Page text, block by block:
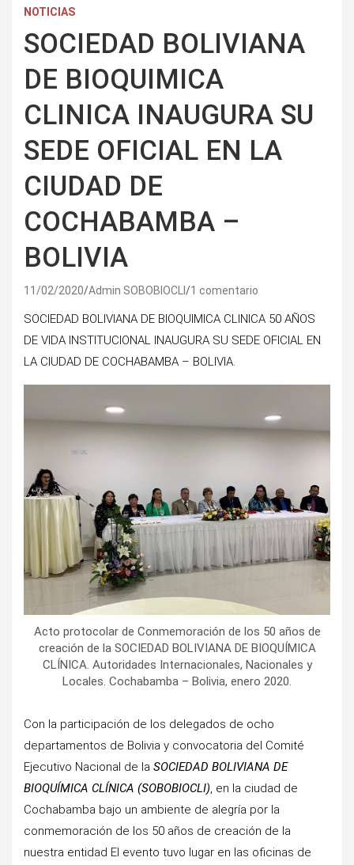
NOTICIAS
SOCIEDAD BOLIVIANA
DE BIOQUIMICA
CLINICA INAUGURA SU
SEDE OFICIAL EN LA
CIUDAD DE
COCHABAMBA –
BOLIVIA
11/02/2020 Admin SOBOBIOCLI 1 comentario
SOCIEDAD BOLIVIANA DE BIOQUIMICA CLINICA 50 AÑOS
DE VIDA INSTITUCIONAL INAUGURA SU SEDE OFICIAL EN
LA CIUDAD DE COCHABAMBA – BOLIVIA.
Acto protocolar de Conmemoración de los 50 años de
creación de la SOCIEDAD BOLIVIANA DE BIOQUÍMICA
CLÍNICA. Autoridades Internacionales, Nacionales y
Locales. Cochabamba – Bolivia, enero 2020.
Con la participación de los delegados de ocho
departamentos de Bolivia y convocatoria del Comité
Ejecutivo Nacional de la SOCIEDAD BOLIVIANA DE
BIOQUÍMICA CLÍNICA (SOBOBIOCLI), en la ciudad de
Cochabamba bajo un ambiente de alegría por la
conmemoración de los 50 años de creación de la
nuestra entidad El evento tuvo lugar en las oficinas de